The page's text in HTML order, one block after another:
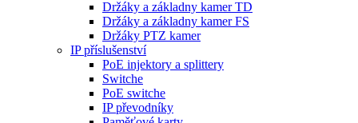
Držáky a základny kamer TD
Držáky a základny kamer FS
Držáky PTZ kamer
IP příslušenství
PoE injektory a splittery
Switche
PoE switche
IP převodníky